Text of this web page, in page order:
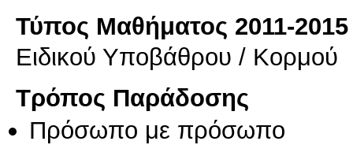
Τύπος Μαθήματος 2011-2015
Ειδικού Υποβάθρου / Κορμού
Τρόπος Παράδοσης
Πρόσωπο με πρόσωπο